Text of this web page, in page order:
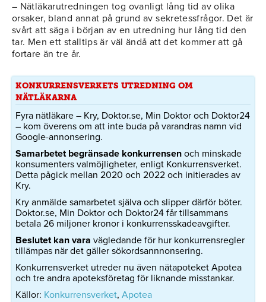
– Nätläkarutredningen tog ovanligt lång tid av olika
orsaker, bland annat på grund av sekretessfrågor. Det är
svårt att säga i början av en utredning hur lång tid den
tar. Men ett stalltips är väl ändå att det kommer att gå
fortare än tre år.
KONKURRENSVERKETS UTREDNING OM
NÄTLÄKARNA
Fyra nätläkare – Kry, Doktor.se, Min Doktor och Doktor24
– kom överens om att inte buda på varandras namn vid
Google-annonsering.
Samarbetet begränsade konkurrensen och minskade
konsumenters valmöjligheter, enligt Konkurrensverket.
Detta pågick mellan 2020 och 2022 och initierades av
Kry.
Kry anmälde samarbetet själva och slipper därför böter.
Doktor.se, Min Doktor och Doktor24 får tillsammans
betala 26 miljoner kronor i konkurrensskadeavgifter.
Beslutet kan vara vägledande för hur konkurrensregler
tillämpas när det gäller sökordsannnonsering.
Konkurrensverket utreder nu även nätapoteket Apotea
och tre andra apoteksföretag för liknande misstankar.
Källor: Konkurrensverket, Apotea